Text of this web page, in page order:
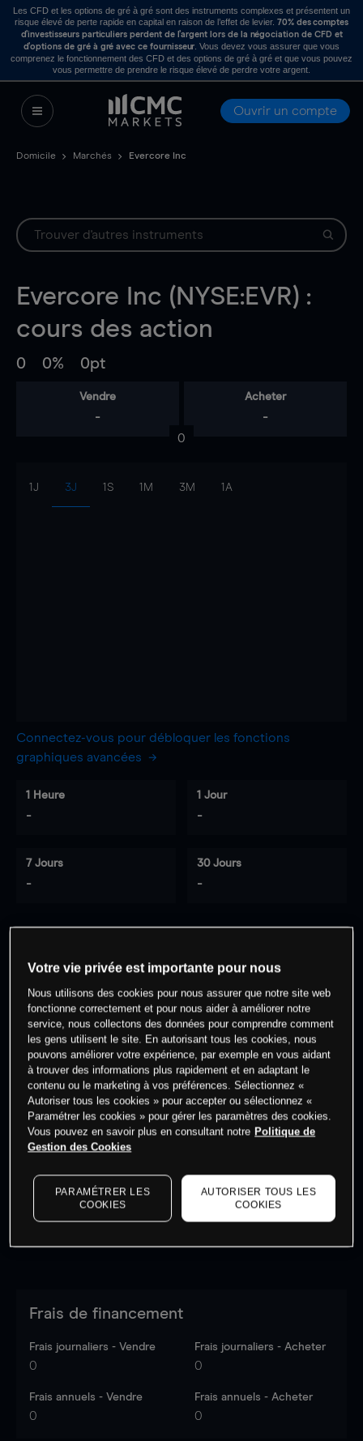
Les CFD et les options de gré à gré sont des instruments complexes et présentent un
risque élevé de perte rapide en capital en raison de l’effet de levier. 70% des comptes
d’investisseurs particuliers perdent de l’argent lors de la négociation de CFD et
d’options de gré à gré avec ce fournisseur . Vous devez vous assurer que vous
comprenez le fonctionnement des CFD et des options de gré à gré et que vous pouvez
vous permettre de prendre le risque élevé de perdre votre argent.
Ouvrir un compte
Domicile Marchés Evercore Inc
Evercore Inc (NYSE:EVR) :
cours des action
0 0% 0pt
Vendre
-
Acheter
-
0
1J 3J 1S 1M 3M 1A
Connectez-vous pour débloquer les fonctions
graphiques avancées
1 Heure
-
1 Jour
-
7 Jours
-
30 Jours
-
cet actif
Commencez à trader
Les prix sont indicatifs.Connectez-vous pour voir les
dernières données du marché.
Frais de financement
Frais journaliers - Vendre
0
Frais journaliers - Acheter
0
Frais annuels - Vendre
0
Frais annuels - Acheter
0
Votre vie privée est importante pour nous
Nous utilisons des cookies pour nous assurer que notre site web
fonctionne correctement et pour nous aider à améliorer notre
service, nous collectons des données pour comprendre comment
les gens utilisent le site. En autorisant tous les cookies, nous
pouvons améliorer votre expérience, par exemple en vous aidant
à trouver des informations plus rapidement et en adaptant le
contenu ou le marketing à vos préférences. Sélectionnez «
Autoriser tous les cookies » pour accepter ou sélectionnez «
Paramétrer les cookies » pour gérer les paramètres des cookies.
Vous pouvez en savoir plus en consultant notre Politique de
Gestion des Cookies
PARAMÉTRER LES
COOKIES
AUTORISER TOUS LES
COOKIES